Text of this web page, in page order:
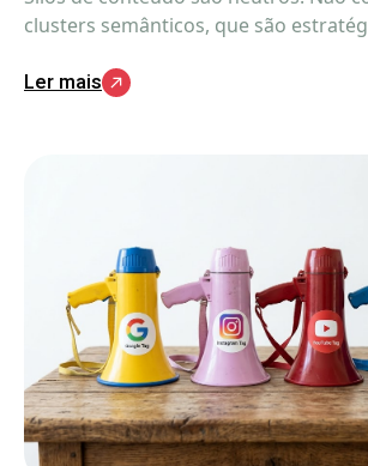
clusters semânticos, que são
expressão da sua estratégia digital. O
Ler mais